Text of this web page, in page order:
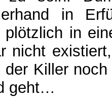
in
in
nicht
Killer
geht…